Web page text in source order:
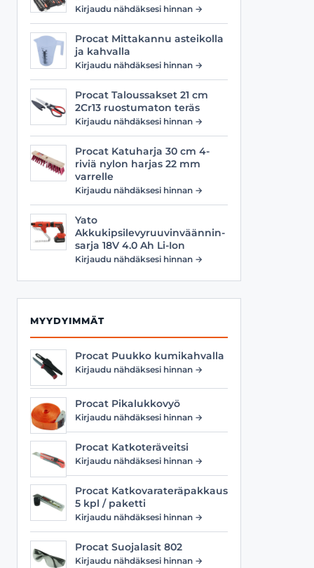
Vyöt
Kirjaudu nähdäksesi hinnan →
Procat Mittakannu asteikolla
ja kahvalla
Kirjaudu nähdäksesi hinnan →
Procat Taloussakset 21 cm
2Cr13 ruostumaton teräs
Kirjaudu nähdäksesi hinnan →
Procat Katuharja 30 cm 4-
riviä nylon harjas 22 mm
varrelle
Kirjaudu nähdäksesi hinnan →
Yato
Akkukipsilevyruuvinväännin-
sarja 18V 4.0 Ah Li-Ion
Kirjaudu nähdäksesi hinnan →
MYYDYIMMÄT
Procat Puukko kumikahvalla
Kirjaudu nähdäksesi hinnan →
Procat Pikalukkovyö
Kirjaudu nähdäksesi hinnan →
Procat Katkoteräveitsi
Kirjaudu nähdäksesi hinnan →
Procat Katkovarateräpakkaus
5 kpl / paketti
Kirjaudu nähdäksesi hinnan →
Procat Suojalasit 802
Kirjaudu nähdäksesi hinnan →